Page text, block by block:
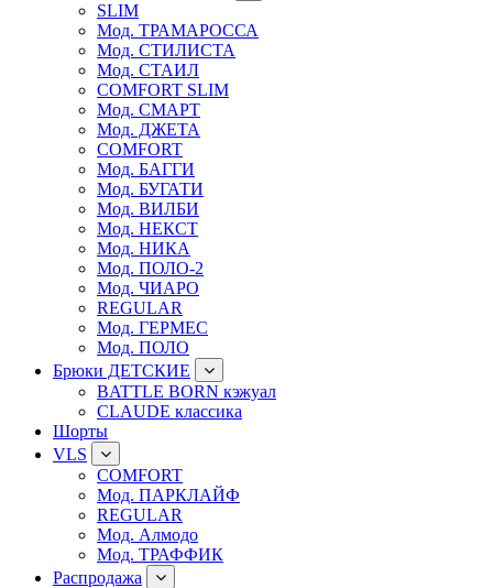
SLIM
Мод. ТРАМАРОССА
Мод. СТИЛИСТА
Мод. СТАИЛ
COMFORT SLIM
Мод. СМАРТ
Мод. ДЖЕТА
COMFORT
Мод. БАГГИ
Мод. БУГАТИ
Мод. ВИЛБИ
Мод. НЕКСТ
Мод. НИКА
Мод. ПОЛО-2
Мод. ЧИАРО
REGULAR
Мод. ГЕРМЕС
Мод. ПОЛО
Брюки ДЕТСКИЕ
BATTLE BORN кэжуал
CLAUDE классика
Шорты
VLS
COMFORT
Мод. ПАРКЛАЙФ
REGULAR
Мод. Алмодо
Мод. ТРАФФИК
Распродажа